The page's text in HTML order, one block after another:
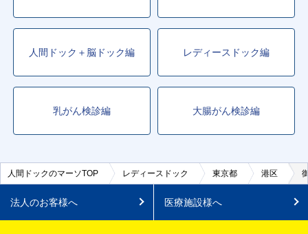
人間ドック＋脳ドック編 レディースドック編
乳がん検診編 大腸がん検診編
人間ドックのマーソTOP レディースドック 東京都 港区
法人のお客様へ 医療施設様へ